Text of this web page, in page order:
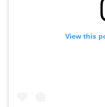
View this